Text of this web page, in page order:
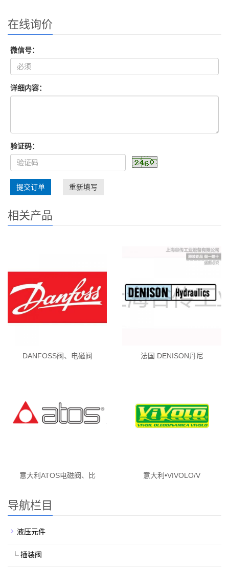
在线询价
微信号：
详细内容：
验证码：
提交订单 重新填写
相关产品
DANFOSS阀、电磁阀 法国 DENISON丹尼
意大利ATOS电磁阀、比 意大利•VIVOLO/V
导航栏目
液压元件
插装阀